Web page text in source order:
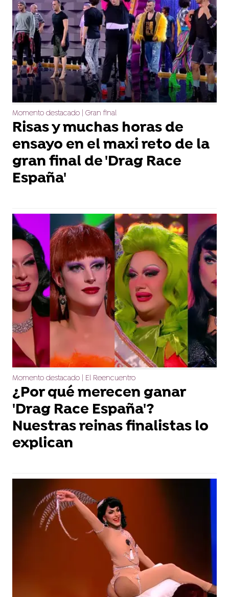
Momento destacado | Gran final
Risas y muchas horas de
ensayo en el maxi reto de la
gran final de 'Drag Race
España'
Momento destacado | El Reencuentro
¿Por qué merecen ganar
'Drag Race España'?
Nuestras reinas finalistas lo
explican